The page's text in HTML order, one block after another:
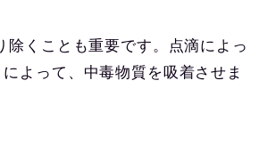
くことも重要です。点滴によっ
よって、中毒物質を吸着させま